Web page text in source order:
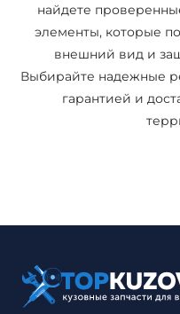
найдете
элементы, которые
внешний вид и
Выбирайте надежные
гарантией и